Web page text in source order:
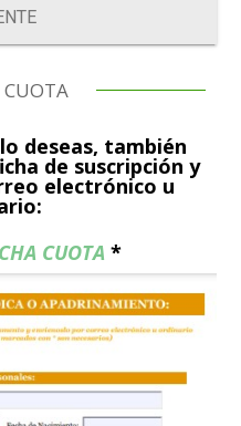
CUOTA
deseas, también
de suscripción y
electrónico u
CUOTA *